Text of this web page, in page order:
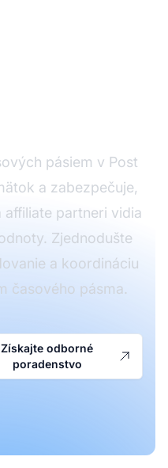
pásiem v Post
a zabezpečuje,
partneri vidia
Zjednodušte
a koordináciu
časového pásma.
Získajte odborné
poradenstvo